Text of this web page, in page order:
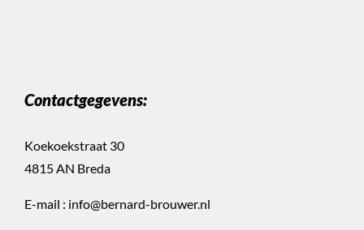
Contactgegevens:
Koekoekstraat 30
4815 AN Breda
E-mail : info@bernard-brouwer.nl